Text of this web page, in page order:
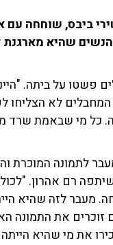
שהיא מארגנת
פשטו על ביתה.
לא הצליחו
כל מי שבאמת שרד
לתמונה המוכרת
רם אהרון.
מעבר לזה שהיא
את התמונה
את מי שהיא